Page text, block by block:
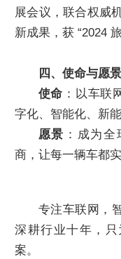
展会议，联合权威
新成果，获 “2024
四、使命与愿景
使命 ：以车联
字化、智能化、新
愿景 ：成为
商，让每一辆车都
专注车联网，
深耕行业十年，
案。